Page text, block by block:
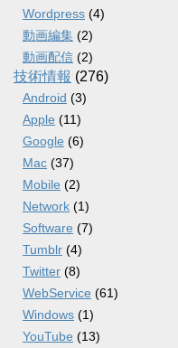
Wordpress (4)
動画編集 (2)
動画配信 (2)
技術情報 (276)
Android (3)
Apple (11)
Google (6)
Mac (37)
Mobile (2)
Network (1)
Software (7)
Tumblr (4)
Twitter (8)
WebService (61)
Windows (1)
YouTube (13)